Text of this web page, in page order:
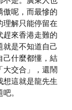
傲呢，而最慘的
理解只能停留在
趕來香港走難的
是不知道自己
己什麼都懂，結
大交合」，還鬧
想這就是龍先生
。